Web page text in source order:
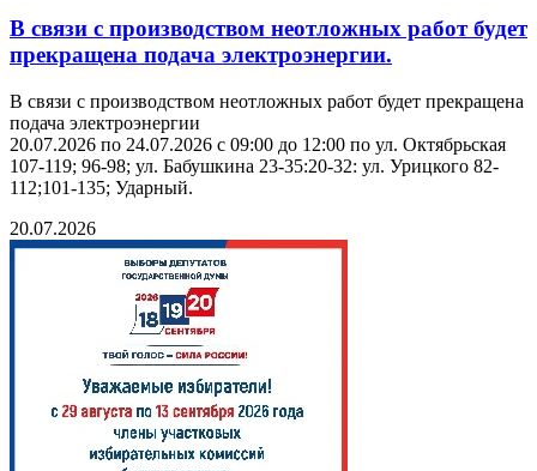
В связи с производством неотложных работ будет
прекращена подача электроэнергии.
В связи с производством неотложных работ будет прекращена
подача электроэнергии
20.07.2026 по 24.07.2026 с 09:00 до 12:00 по ул. Октябрьская
107-119; 96-98; ул. Бабушкина 23-35:20-32: ул. Урицкого 82-
112;101-135; Ударный.
20.07.2026